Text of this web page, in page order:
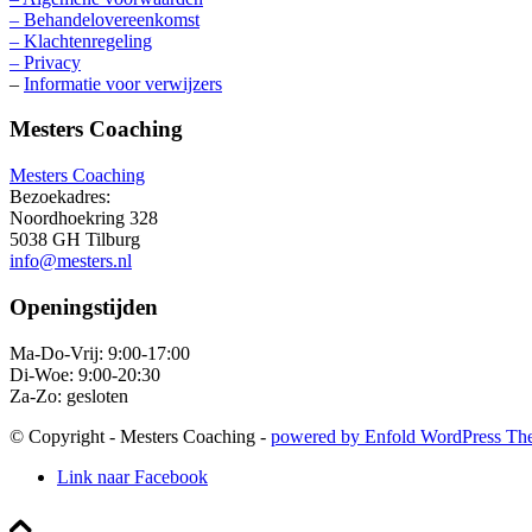
– Behandelovereenkomst
– Klachtenregeling
– Privacy
– Informatie voor verwijzers
Mesters Coaching
Mesters Coaching
Bezoekadres:
Noordhoekring 328
5038 GH Tilburg
info@mesters.nl
Openingstijden
Ma-Do-Vrij: 9:00-17:00
Di-Woe: 9:00-20:30
Za-Zo: gesloten
© Copyright - Mesters Coaching - powered by Enfold WordPress
Link naar Facebook